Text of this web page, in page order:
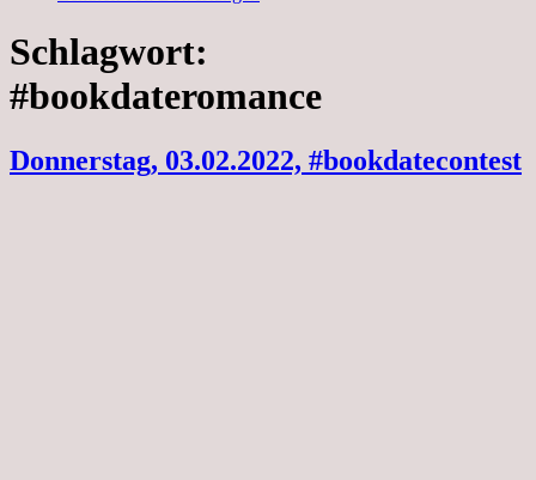
Schlagwort:
#bookdateromance
Donnerstag, 03.02.2022, #bookdatecontest